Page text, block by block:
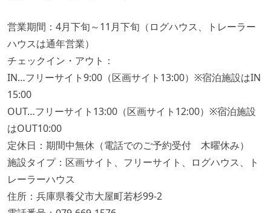
営業期間：4月下旬～11月下旬（ログハウス、トレーラー
ハウスは通年営業）
チェックイン・アウト：
IN…フリーサイト9:00（区画サイト13:00）※宿泊施設はIN
15:00
OUT…フリーサイト13:00（区画サイト12:00）※宿泊施設
はOUT10:00
定休日：期間中無休（電話でのご予約受付 木曜休み）
施設タイプ：区画サイト、フリーサイト、ログハウス、ト
レーラーハウス
住所：兵庫県養父市大屋町若杉99-2